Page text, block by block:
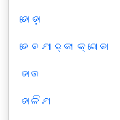
ଡୋଡ଼ା
ଡେନମାର୍କୀ କ୍ରୋନା
ଡାଭ
ଡାଳିମ